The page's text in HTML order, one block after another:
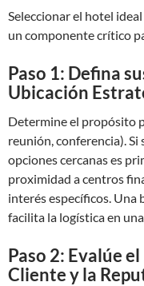
Seleccionar el hotel
un componente crítico
Paso 1: Defina
Ubicación
Determine el propósito
reunión, conferencia). Si
opciones cercanas es
proximidad a centros
interés específicos. Una
facilita la logística en
Paso 2: Evalúe
Cliente y la